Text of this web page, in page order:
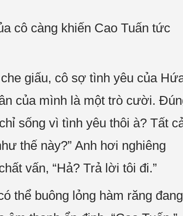
cô càng khiến Cao Tuấn tức
giấu, cô sợ tình yêu của
của mình là một trò cười.
sống vì tình yêu thôi à? Tất
thế này?” Anh hơi nghiêng
vấn, “Hả? Trả lời tôi đi.”
thể buông lỏng hàm răng đang